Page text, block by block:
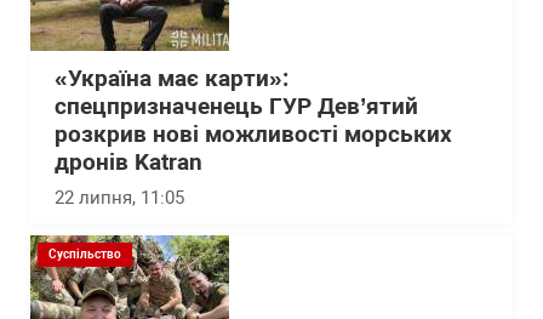
«Україна має карти»:
спецпризначенець ГУР Дев’ятий
розкрив нові можливості морських
дронів Katran
22 липня, 11:05
Суспільство